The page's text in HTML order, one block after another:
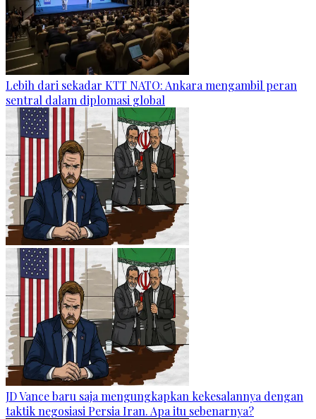
Lebih dari sekadar KTT NATO: Ankara mengambil peran
sentral dalam diplomasi global
JD Vance baru saja mengungkapkan kekesalannya dengan
taktik negosiasi Persia Iran. Apa itu sebenarnya?